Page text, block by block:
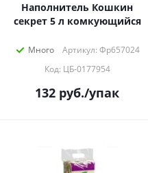
Наполнитель Кошкин
секрет 5 л комкующийся
Много
Артикул: Фр657024
Код: ЦБ-0177954
132 руб./упак